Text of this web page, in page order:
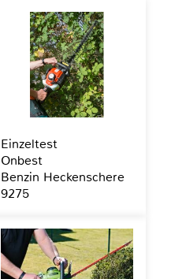
Einzeltest
Onbest
Benzin Heckenschere
9275